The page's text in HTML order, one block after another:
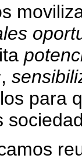
,
para